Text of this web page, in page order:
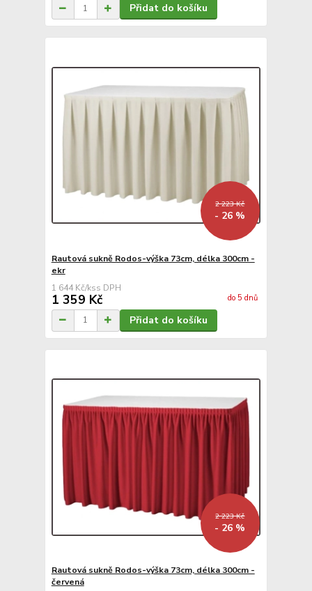
Přidat do košíku
2 223 Kč
- 26 %
Rautová sukně Rodos-výška 73cm, délka 300cm -
ekr
1 644 Kč/ks
1 359 Kč do 5 dnů
Přidat do košíku
2 223 Kč
- 26 %
Rautová sukně Rodos-výška 73cm, délka 300cm -
červená